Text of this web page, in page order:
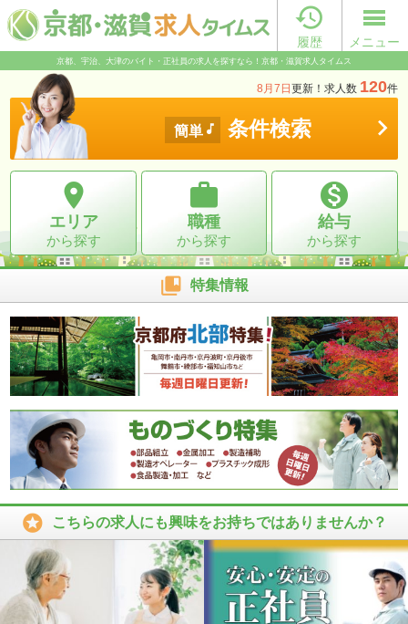

履歴 メニュー
京都、宇治、大津のバイト・正社員の求人を探すなら！京都・滋賀求人タイムス
8月7日 更新！求人数 120件
簡単  条件検索 

エリア
から探す

職種
から探す

給与
から探す
 特集情報
 こちらの求人にも興味をお持ちではありませんか？